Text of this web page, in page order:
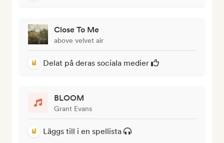
Close To Me
above velvet air
Delat på deras sociala medier
BLOOM
Grant Evans
Läggs till i en spellista